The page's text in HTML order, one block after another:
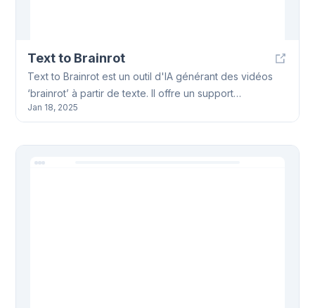
Text to Brainrot
Text to Brainrot est un outil d'IA générant des vidéos
‘brainrot’ à partir de texte. Il offre un support
multilingue, une génération rapide, et une interface
Jan 18, 2025